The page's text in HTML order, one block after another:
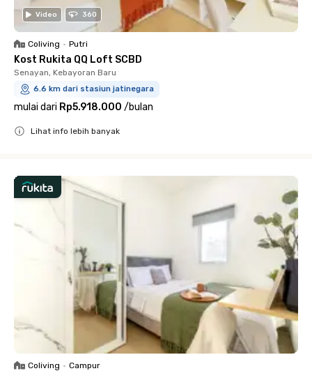
Video 360
Coliving • Putri
Kost Rukita QQ Loft SCBD
Senayan, Kebayoran Baru
6.6 km dari stasiun jatinegara
mulai dari Rp5.918.000 /bulan
Lihat info lebih banyak
Coliving • Campur